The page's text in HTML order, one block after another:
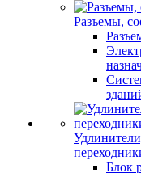
Разъемы,
Блок